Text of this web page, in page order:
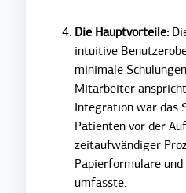
Die Hauptvorteile:
intuitive
minimale
Mitarbeiter
Integration war das
Patienten vor der
zeitaufwändiger
Papierformulare
umfasste.